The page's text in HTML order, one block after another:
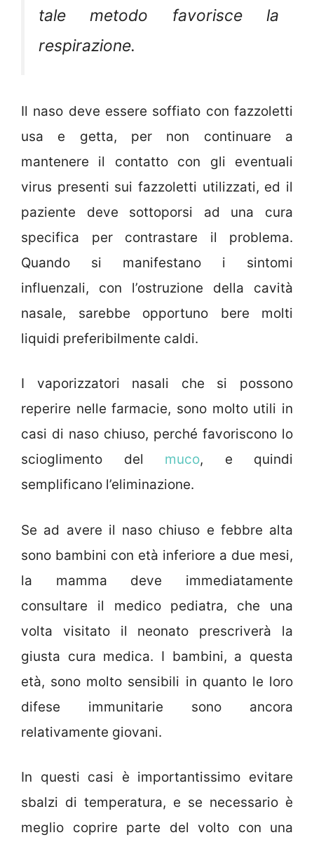
tale metodo favorisce la
respirazione.
Il naso deve essere soffiato con fazzoletti
usa e getta, per non continuare a
mantenere il contatto con gli eventuali
virus presenti sui fazzoletti utilizzati, ed il
paziente deve sottoporsi ad una cura
specifica per contrastare il problema.
Quando si manifestano i sintomi
influenzali, con l’ostruzione della cavità
nasale, sarebbe opportuno bere molti
liquidi preferibilmente caldi.
I vaporizzatori nasali che si possono
reperire nelle farmacie, sono molto utili in
casi di naso chiuso, perché favoriscono lo
scioglimento del muco, e quindi
semplificano l’eliminazione.
Se ad avere il naso chiuso e febbre alta
sono bambini con età inferiore a due mesi,
la mamma deve immediatamente
consultare il medico pediatra, che una
volta visitato il neonato prescriverà la
giusta cura medica. I bambini, a questa
età, sono molto sensibili in quanto le loro
difese immunitarie sono ancora
relativamente giovani.
In questi casi è importantissimo evitare
sbalzi di temperatura, e se necessario è
meglio coprire parte del volto con una